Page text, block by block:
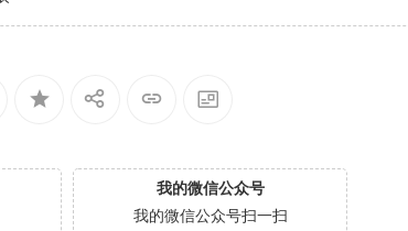
我的微信公众号
我的微信公众号扫一扫